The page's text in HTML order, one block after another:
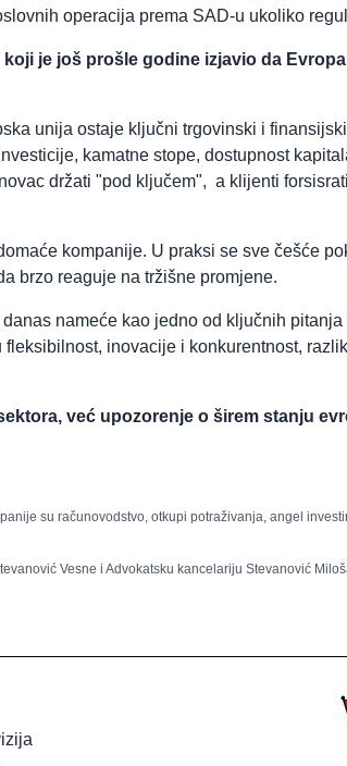
operacija prema SAD-u ukoliko
je još prošle godine izjavio da
unija ostaje ključni trgovinski i
kamatne stope, dostupnost
držati "pod ključem", a klijenti
kompanije. U praksi se sve češće
brzo reaguje na tržišne promjene.
nameće kao jedno od ključnih
inovacije i konkurentnost,
već upozorenje o širem stanju
su računovodstvo, otkupi potraživanja, angel
Vesne i Advokatsku kancelariju Stevanović